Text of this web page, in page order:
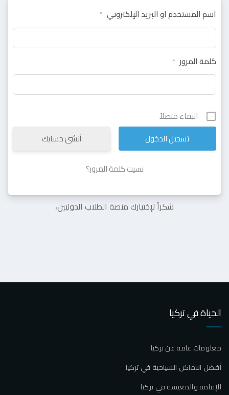
اسم المستخدم او البريد الإلكتروني *
كلمة المرور *
البقاء متصلاً
أنشئ حسابك
نسيت كلمة المرور؟
شكراً لإختيارك منصة الطلاب الدوليين،
الحياة في تركيا
معلومات عامة عن تركيا
أفضل الاماكن السياحية في تركيا
الإقامة والمعيشة في تركيا